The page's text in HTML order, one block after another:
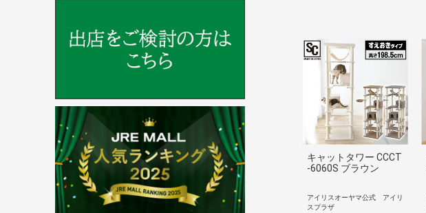
キャットタワー CCCT
-6060S ブラウン
アイリスオーヤマ公式 アイリ
スプラザ